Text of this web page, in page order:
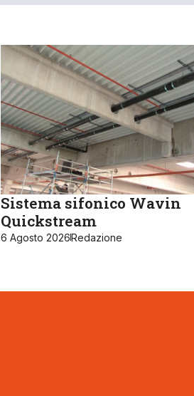
Sistema sifonico Wavin
Quickstream
6 Agosto 2026Redazione